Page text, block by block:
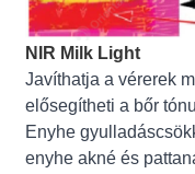
NIR Milk Light
Javíthatja a vérerek
elősegítheti a bőr
Enyhe
enyhe akné és